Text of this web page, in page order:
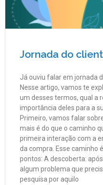
Jornada do
Já ouviu falar em jornada
Nesse artigo, vamos te
um desses termos, qual a
importância deles para a
Primeiro, vamos falar
mais é do que o caminho
primeira interação com a
da compra. Esse caminho
pontos: A descoberta:
algum problema que
pesquisa por aquilo